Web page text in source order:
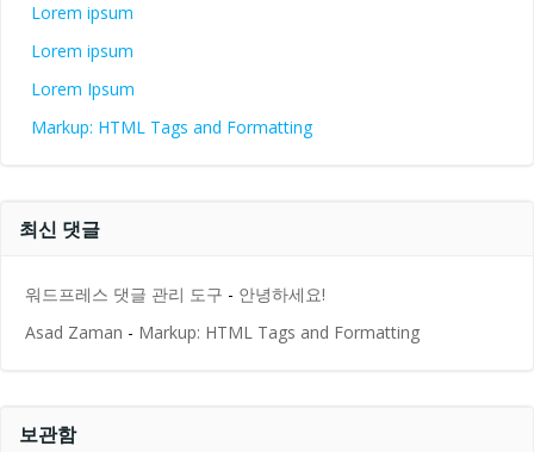
Lorem ipsum
Lorem ipsum
Lorem Ipsum
Markup: HTML Tags and Formatting
최신 댓글
워드프레스 댓글 관리 도구 - 안녕하세요!
Asad Zaman - Markup: HTML Tags and Formatting
보관함